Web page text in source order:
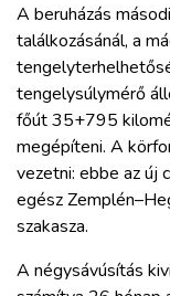
A beruházás
találkozásánál, a
tengelysúlymérő
főút 35+795
megépíteni. A
vezetni: ebbe az új
egész
szakasza.
A négysávúsítás